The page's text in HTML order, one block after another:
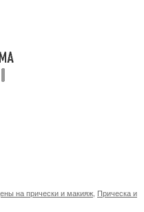
на прически и макияж Прическа и